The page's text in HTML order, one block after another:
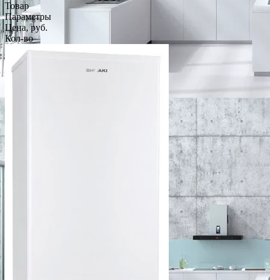
Товар
Параметры
Цена, руб.
Кол-во